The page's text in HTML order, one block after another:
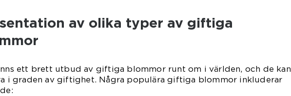
av olika typer av giftiga
ett brett utbud av giftiga blommor runt om i världen, och de kan
i graden av giftighet. Några populära giftiga blommor inkluderar